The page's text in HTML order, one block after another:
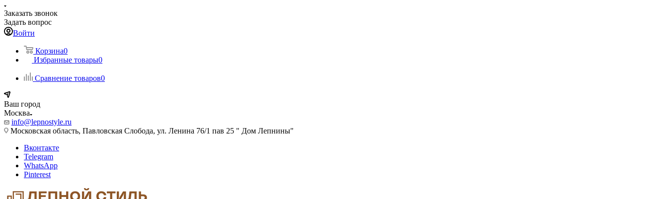
Заказать звонок
Задать вопрос
Войти
Корзина0
Избранные товары0
Сравнение товаров0
Ваш город
Москва
info@lepnostyle.ru
Московская область, Павловская Слобода, ул. Ленина 76/1 пав 25 " Дом Лепнины"
Вконтакте
Telegram
WhatsApp
Pinterest